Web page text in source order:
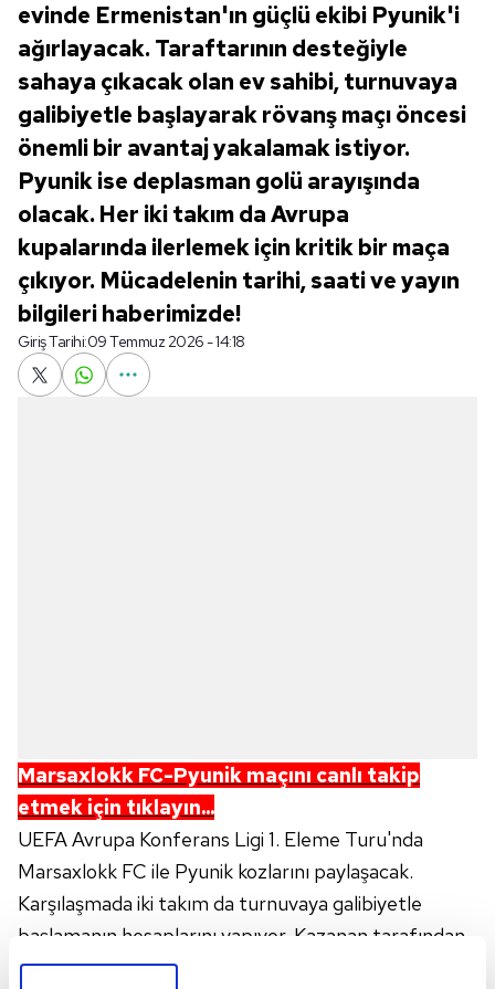
evinde Ermenistan'ın güçlü ekibi Pyunik'i
ağırlayacak. Taraftarının desteğiyle
sahaya çıkacak olan ev sahibi, turnuvaya
galibiyetle başlayarak rövanş maçı öncesi
önemli bir avantaj yakalamak istiyor.
Pyunik ise deplasman golü arayışında
olacak. Her iki takım da Avrupa
kupalarında ilerlemek için kritik bir maça
çıkıyor. Mücadelenin tarihi, saati ve yayın
bilgileri haberimizde!
Giriş Tarihi:09 Temmuz 2026 - 14:18
Marsaxlokk FC-Pyunik maçını canlı takip
etmek için tıklayın...
UEFA Avrupa Konferans Ligi 1. Eleme Turu'nda
Marsaxlokk FC ile Pyunik kozlarını paylaşacak.
Karşılaşmada iki takım da turnuvaya galibiyetle
başlamanın hesaplarını yapıyor. Kazanan tarafından
rövanş öncesi büyük avantaj elde edeceği